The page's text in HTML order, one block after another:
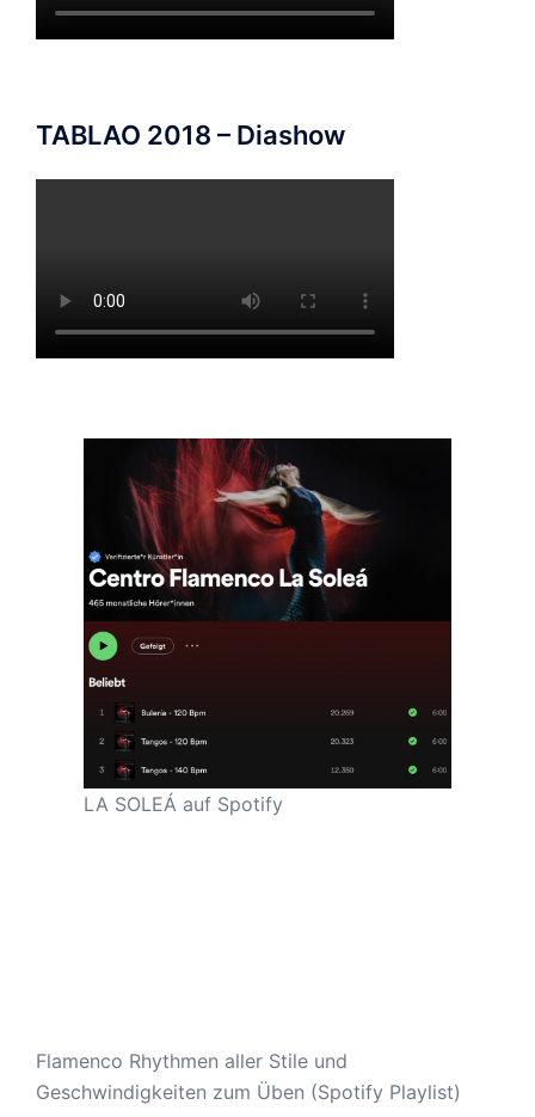
TABLAO 2018 – Diashow
LA SOLEÁ auf Spotify
Flamenco Rhythmen aller Stile und
Geschwindigkeiten zum Üben (Spotify Playlist)